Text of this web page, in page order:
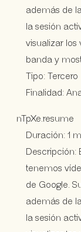
además de
la sesión
visualizar los
banda y
Tipo: Tercero
Finalidad:
nTpXe.resume
Duración: 1
Descripción:
tenemos
de Google.
además de
la sesión